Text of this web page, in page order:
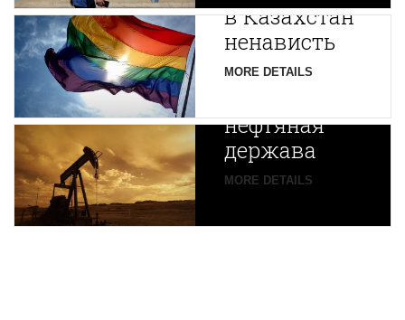
в Казахстан
ненависть
MORE DETAILS
Центральной
Азии
зарождается
нефтяная
держава
MORE DETAILS